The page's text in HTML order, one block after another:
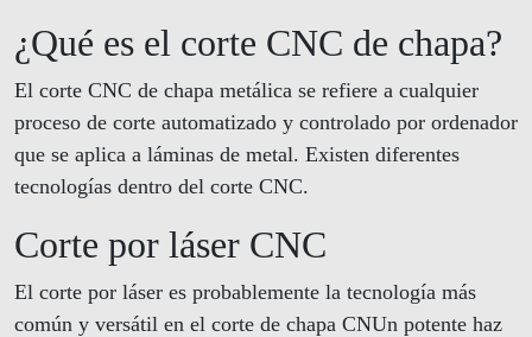
¿Qué es el corte CNC de chapa?
El corte CNC de chapa metálica se refiere a cualquier
proceso de corte automatizado y controlado por ordenador
que se aplica a láminas de metal. Existen diferentes
tecnologías dentro del corte CNC.
Corte por láser CNC
El corte por láser es probablemente la tecnología más
común y versátil en el corte de chapa CNUn potente haz